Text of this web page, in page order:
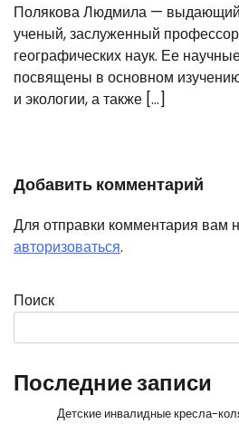
Полякова Людмила —
ученый, заслуженный
географических наук. Ее
посвящены в основном
и экологии, а также […]
Добавить комментарий
Для отправки комментария вам
авторизоваться.
Поиск
Последние записи
Детские инвалидные кресла-